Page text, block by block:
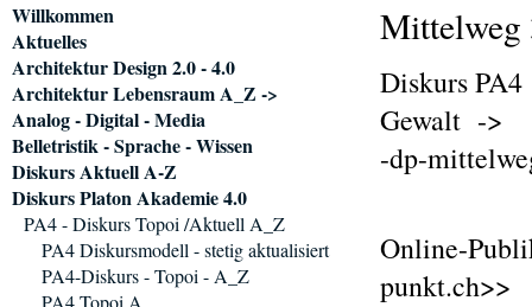
Mittelweg
Diskurs
Gewalt ->
-dp-
Online-
punkt.ch>>
Navigation
überspringen
Willkommen
Aktuelles
Architektur Design 2.0 - 4.0
Architektur Lebensraum A_Z ->
Analog - Digital - Media
Belletristik - Sprache - Wissen
Diskurs Aktuell A-Z
Diskurs Platon Akademie 4.0
PA4 - Diskurs Topoi /Aktuell A_Z
PA4 Diskursmodell - stetig aktualisiert
PA4-Diskurs - Topoi - A_Z
PA4 Topoi A